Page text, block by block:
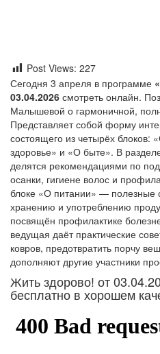
Post Views: 227
Сегодня 3 апреля в программе
03.04.2026 смотреть онлайн.
Малышевой о гармоничной,
Представляет собой форму
состоящего из четырёх
здоровье» и «О быте». В
делятся рекомендациями по
осанки, гигиене волос и
блоке «О питании» — полезные
хранению и употреблению
посвящён профилактике
ведущая даёт практические
ковров, предотвратить порчу
дополняют другие участники
Жить здорово! от
бесплатно в хорошем